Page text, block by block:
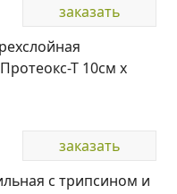
заказать
Т 10см х
заказать
с трипсином и